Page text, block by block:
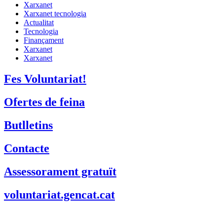
Xarxanet
Xarxanet tecnologia
Actualitat
Tecnologia
Finançament
Xarxanet
Xarxanet
Fes Voluntariat!
Ofertes de feina
Butlletins
Contacte
Assessorament gratuït
voluntariat.gencat.cat